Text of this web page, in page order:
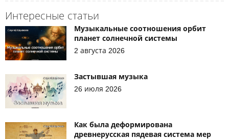
Интересные статьи
Музыкальные соотношения орбит
планет солнечной системы
2 августа 2026
Застывшая музыка
26 июля 2026
Как была деформирована
древнерусская пядевая система мер